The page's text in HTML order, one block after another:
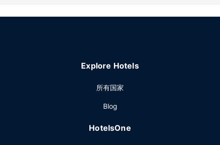
Explore Hotels
所有国家
Blog
HotelsOne